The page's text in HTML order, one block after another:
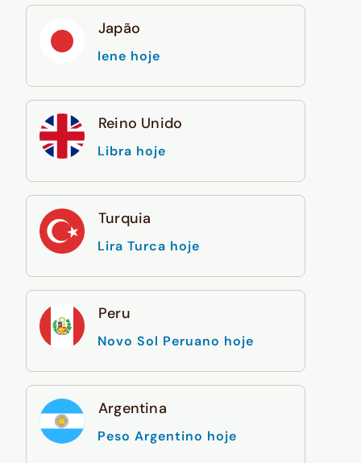
Japão
Iene hoje
Reino Unido
Libra hoje
Turquia
Lira Turca hoje
Peru
Novo Sol Peruano hoje
Argentina
Peso Argentino hoje